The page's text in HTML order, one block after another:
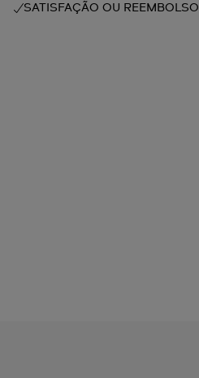
SATISFAÇÃO OU REEMBOLSO